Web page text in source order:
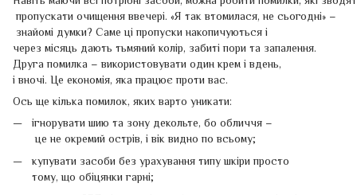
пропускати очищення ввечері. «Я так втомилася, не сьогодні» –
знайомі думки? Саме ці пропуски накопичуються і
через місяць дають тьмяний колір, забиті пори та запалення.
Друга помилка – використовувати один крем і вдень,
і вночі. Це економія, яка працює проти вас.
Ось ще кілька помилок, яких варто уникати:
ігнорувати шию та зону декольте, бо обличчя –
це не окремий острів, і вік видно по всьому;
купувати засоби без урахування типу шкіри просто
тому, що обіцянки гарні;